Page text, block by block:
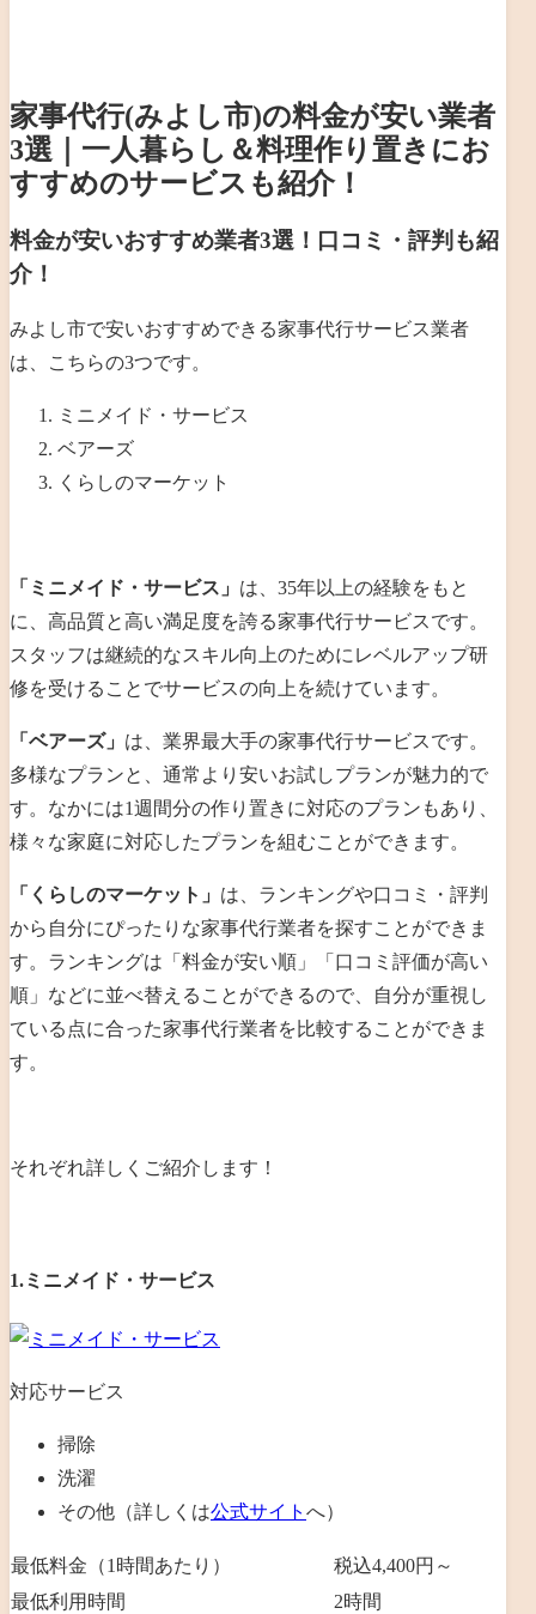
家事代行(みよし市)の料金が安い業者
3選｜一人暮らし＆料理作り置きにお
すすめのサービスも紹介！
料金が安いおすすめ業者3選！口コミ・評判も紹
介！
みよし市で安いおすすめできる家事代行サービス業者
は、こちらの3つです。
ミニメイド・サービス
ベアーズ
くらしのマーケット
「ミニメイド・サービス」 は、 35年以上の経験をもと
に、 高品質と高い満足度を誇る家事代行サービスです。
スタッフは継続的なスキル向上のためにレベルアップ研
修を受けることでサービスの向上を続けています。
「ベアーズ」 は、業界最大手の家事代行サービスです。
多様なプランと、通常より安いお試しプランが魅力的で
す。なかには1週間分の作り置きに対応のプランもあり、
様々な家庭に対応したプランを組むことができます。
「くらしのマーケット」 は、ランキングや口コミ・評判
から自分にぴったりな家事代行業者を探すことができま
す。ランキングは「料金が安い順」「口コミ評価が高い
順」などに並べ替えることができるので、自分が重視し
ている点に合った家事代行業者を比較することができま
す。
それぞれ詳しくご紹介します！
1.ミニメイド・サービス
対応サービス
掃除
洗濯
その他（詳しくは公式サイト へ）
最低料金（1時間あたり）
税込4,400円～
最低利用時間
2時間